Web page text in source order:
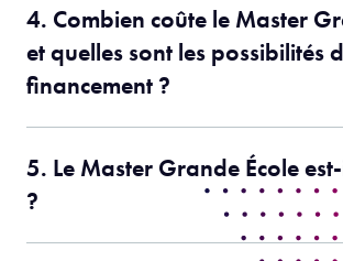
4. Combien coûte le Master
et quelles sont les possibilités
financement ?
5. Le Master Grande École
?